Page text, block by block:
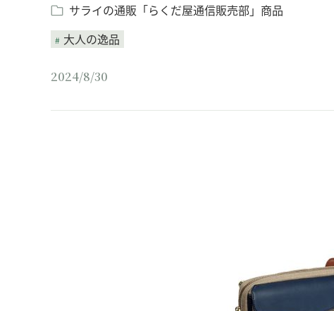
サライの通販「らくだ屋通信販売部」商品
大人の逸品
2024/8/30